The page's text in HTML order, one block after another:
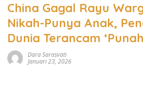
China Gagal Rayu
Nikah-Punya Anak,
Dunia Terancam
Dara Sarasvati
Januari 23, 2026